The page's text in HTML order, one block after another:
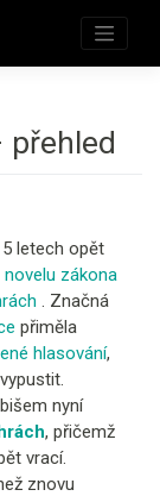
přehled
letech opět
novelu zákona
. Značná
přiměla
hlasování,
nyní
, přičemž
vrací.
znovu